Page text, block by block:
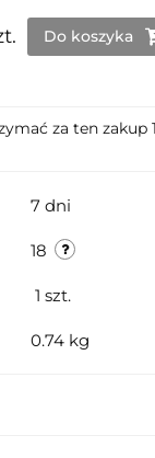
Do koszyka
za ten zakup
7 dni
18
1 szt.
0.74 kg